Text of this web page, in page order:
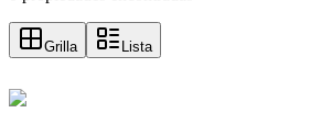
Grilla Lista